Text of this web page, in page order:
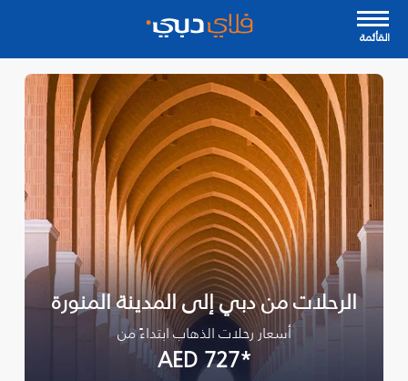
القأئمة
الرحلات من دبي إلى المدينة المنورة
أسعار رحلات الذهاب ابتداءً من
*AED 727